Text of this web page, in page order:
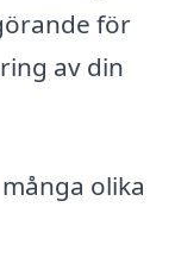
för
av din
olika